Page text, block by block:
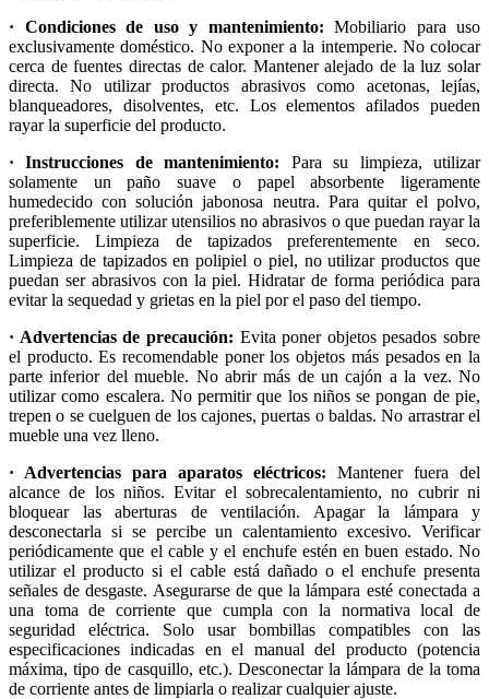
· Condiciones de uso y mantenimiento: Mobiliario para uso
exclusivamente doméstico. No exponer a la intemperie. No colocar
cerca de fuentes directas de calor. Mantener alejado de la luz solar
directa. No utilizar productos abrasivos como acetonas, lejías,
blanqueadores, disolventes, etc. Los elementos afilados pueden
rayar la superficie del producto.
· Instrucciones de mantenimiento: Para su limpieza, utilizar
solamente un paño suave o papel absorbente ligeramente
humedecido con solución jabonosa neutra. Para quitar el polvo,
preferiblemente utilizar utensilios no abrasivos o que puedan rayar la
superficie. Limpieza de tapizados preferentemente en seco.
Limpieza de tapizados en polipiel o piel, no utilizar productos que
puedan ser abrasivos con la piel. Hidratar de forma periódica para
evitar la sequedad y grietas en la piel por el paso del tiempo.
· Advertencias de precaución: Evita poner objetos pesados sobre
el producto. Es recomendable poner los objetos más pesados en la
parte inferior del mueble. No abrir más de un cajón a la vez. No
utilizar como escalera. No permitir que los niños se pongan de pie,
trepen o se cuelguen de los cajones, puertas o baldas. No arrastrar el
mueble una vez lleno.
· Advertencias para aparatos eléctricos: Mantener fuera del
alcance de los niños. Evitar el sobrecalentamiento, no cubrir ni
bloquear las aberturas de ventilación. Apagar la lámpara y
desconectarla si se percibe un calentamiento excesivo. Verificar
periódicamente que el cable y el enchufe estén en buen estado. No
utilizar el producto si el cable está dañado o el enchufe presenta
señales de desgaste. Asegurarse de que la lámpara esté conectada a
una toma de corriente que cumpla con la normativa local de
seguridad eléctrica. Solo usar bombillas compatibles con las
especificaciones indicadas en el manual del producto (potencia
máxima, tipo de casquillo, etc.). Desconectar la lámpara de la toma
de corriente antes de limpiarla o realizar cualquier ajuste.